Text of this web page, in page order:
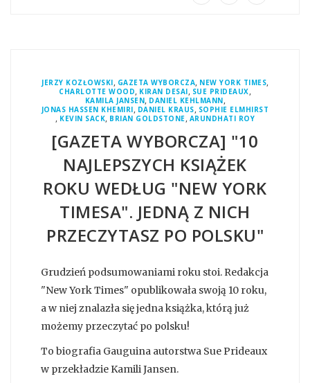
JERZY KOZŁOWSKI, GAZETA WYBORCZA, NEW YORK TIMES,
CHARLOTTE WOOD, KIRAN DESAI, SUE PRIDEAUX,
KAMILA JANSEN, DANIEL KEHLMANN,
JONAS HASSEN KHEMIRI, DANIEL KRAUS, SOPHIE ELMHIRST
, KEVIN SACK, BRIAN GOLDSTONE, ARUNDHATI ROY
[GAZETA WYBORCZA] "10
NAJLEPSZYCH KSIĄŻEK
ROKU WEDŁUG "NEW YORK
TIMESA". JEDNĄ Z NICH
PRZECZYTASZ PO POLSKU"
Grudzień podsumowaniami roku stoi. Redakcja
"New York Times" opublikowała swoją 10 roku,
a w niej znalazła się jedna książka, którą już
możemy przeczytać po polsku!
To biografia Gauguina autorstwa Sue Prideaux
w przekładzie Kamili Jansen.